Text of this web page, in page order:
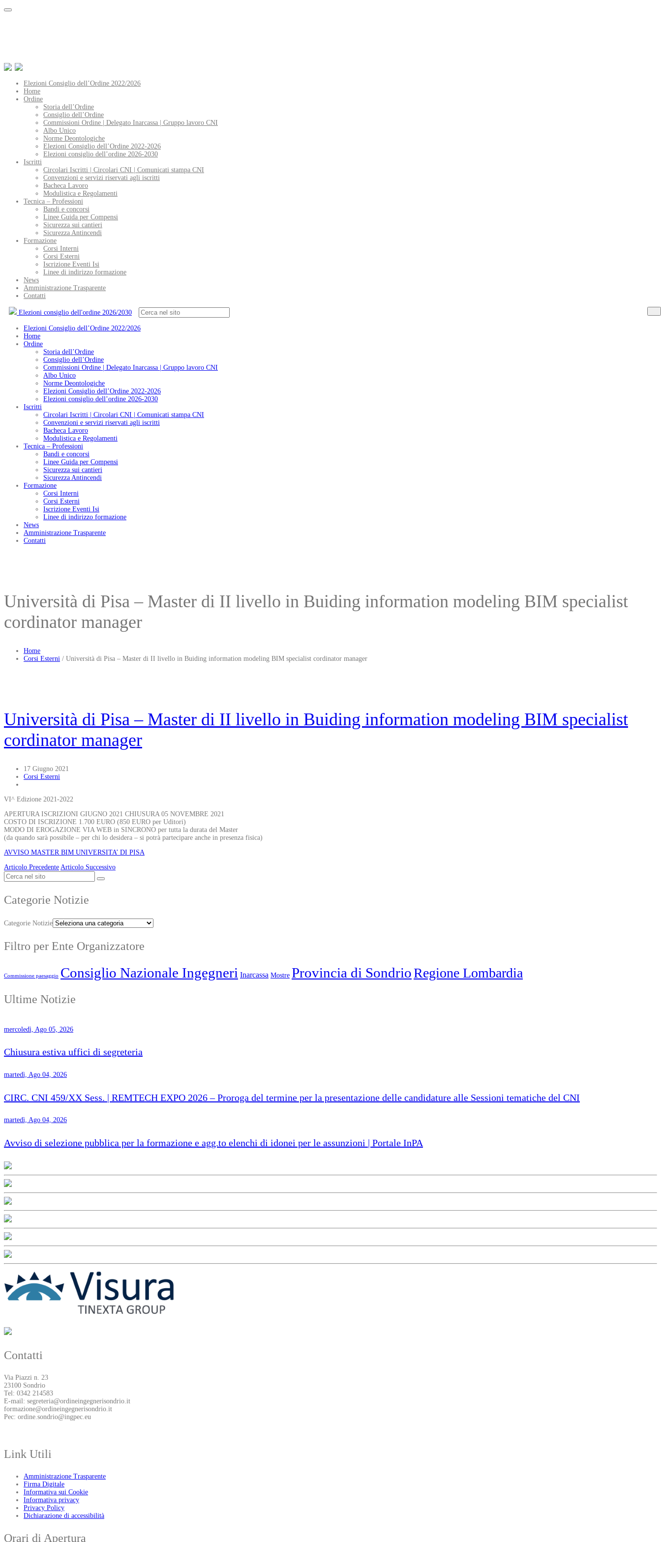
Elezioni Consiglio dell’Ordine 2022/2026
Home
Ordine
Storia dell’Ordine
Consiglio dell’Ordine
Commissioni Ordine | Delegato Inarcassa | Gruppo lavoro CNI
Albo Unico
Norme Deontologiche
Elezioni Consiglio dell’Ordine 2022-2026
Elezioni consiglio dell’ordine 2026-2030
Iscritti
Circolari Iscritti | Circolari CNI | Comunicati stampa CNI
Convenzioni e servizi riservati agli iscritti
Bacheca Lavoro
Modulistica e Regolamenti
Tecnica – Professioni
Bandi e concorsi
Linee Guida per Compensi
Sicurezza sui cantieri
Sicurezza Antincendi
Formazione
Corsi Interni
Corsi Esterni
Iscrizione Eventi Isi
Linee di indirizzo formazione
News
Amministrazione Trasparente
Contatti
Elezioni consiglio dell'ordine 2026/2030
Elezioni Consiglio dell’Ordine 2022/2026
Home
Ordine
Storia dell’Ordine
Consiglio dell’Ordine
Commissioni Ordine | Delegato Inarcassa | Gruppo lavoro CNI
Albo Unico
Norme Deontologiche
Elezioni Consiglio dell’Ordine 2022-2026
Elezioni consiglio dell’ordine 2026-2030
Iscritti
Circolari Iscritti | Circolari CNI | Comunicati stampa CNI
Convenzioni e servizi riservati agli iscritti
Bacheca Lavoro
Modulistica e Regolamenti
Tecnica – Professioni
Bandi e concorsi
Linee Guida per Compensi
Sicurezza sui cantieri
Sicurezza Antincendi
Formazione
Corsi Interni
Corsi Esterni
Iscrizione Eventi Isi
Linee di indirizzo formazione
News
Amministrazione Trasparente
Contatti
Università di Pisa – Master di II livello in Buiding information modeling BIM specialist
cordinator manager
Home
Corsi Esterni / Università di Pisa – Master di II livello in Buiding information modeling BIM specialist cordinator manager
Università di Pisa – Master di II livello in Buiding information modeling BIM specialist
cordinator manager
17 Giugno 2021
Corsi Esterni
VI^ Edizione 2021-2022
APERTURA ISCRIZIONI GIUGNO 2021 CHIUSURA 05 NOVEMBRE 2021
COSTO DI ISCRIZIONE 1.700 EURO (850 EURO per Uditori)
MODO DI EROGAZIONE VIA WEB in SINCRONO per tutta la durata del Master
(da quando sarà possibile – per chi lo desidera – si potrà partecipare anche in presenza fisica)
AVVISO MASTER BIM UNIVERSITA’ DI PISA
Articolo Precedente Articolo Successivo
Categorie Notizie
Categorie Notizie
Filtro per Ente Organizzatore
Commissione paesaggio Consiglio Nazionale Ingegneri Inarcassa Mostre Provincia di SondrioRegione Lombardia
Ultime Notizie
mercoledì, Ago 05, 2026
Chiusura estiva uffici di segreteria
martedì, Ago 04, 2026
CIRC. CNI 459/XX Sess. | REMTECH EXPO 2026 – Proroga del termine per la presentazione delle candidature alle Sessioni tematiche del CNI
martedì, Ago 04, 2026
Avviso di selezione pubblica per la formazione e agg.to elenchi di idonei per le assunzioni | Portale InPA
Contatti
Via Piazzi n. 23
23100 Sondrio
Tel: 0342 214583
E-mail: segreteria@ordineingegnerisondrio.it
formazione@ordineingegnerisondrio.it
Pec: ordine.sondrio@ingpec.eu
Link Utili
Amministrazione Trasparente
Firma Digitale
Informativa sui Cookie
Informativa privacy
Privacy Policy
Dichiarazione di accessibilità
Orari di Apertura